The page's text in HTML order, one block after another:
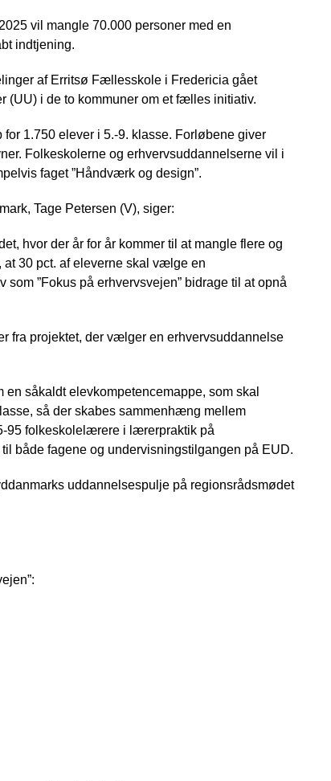
vil mangle 70.000 personer med en
indtjening.
af Erritsø Fællesskole i Fredericia gået
(UU) i de to kommuner om et fælles initiativ.
for 1.750 elever i 5.-9. klasse. Forløbene giver
Folkeskolerne og erhvervsuddannelserne vil i
faget ”Håndværk og design”.
Tage Petersen (V), siger:
hvor der år for år kommer til at mangle flere og
30 pct. af eleverne skal vælge en
”Fokus på erhvervsvejen” bidrage til at opnå
fra projektet, der vælger en erhvervsuddannelse
såkaldt elevkompetencemappe, som skal
så der skabes sammenhæng mellem
95 folkeskolelærere i lærerpraktik på
både fagene og undervisningstilgangen på EUD.
uddannelsespulje på regionsrådsmødet